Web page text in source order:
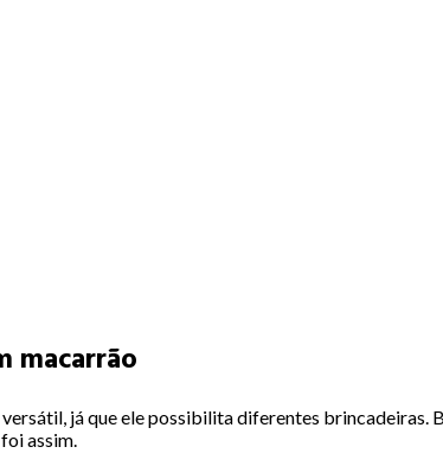
macarrão
já que ele possibilita diferentes
assim.